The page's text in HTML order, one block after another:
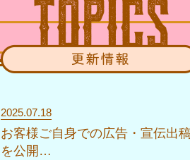
2025.07.18
お客様ご自身での広告・宣伝出
を公開…